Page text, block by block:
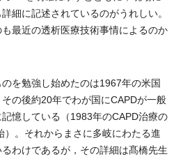
細に記述されているのがうれしい。
最近の透析医療技術事情によるのか
を勉強し始めたのは1967年の米国
の後約20年でわが国にCAPDが一般
憶している（1983年のCAPD治療の
。それからまさに多岐にわたる進
わけであるが，その詳細は髙橋先生